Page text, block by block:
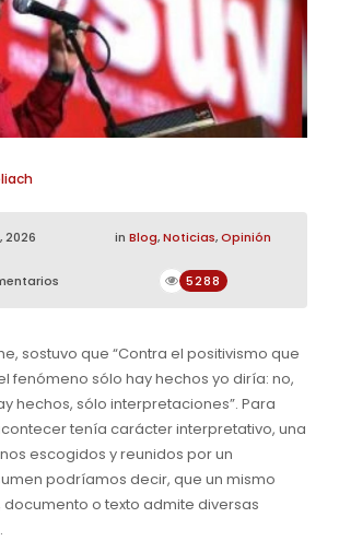
2026 in Blog,Noticias,Opinión
5288
sostuvo que “Contra el positivismo que
fenómeno sólo hay hechos yo diría: no,
hechos, sólo interpretaciones”. Para
tenía carácter interpretativo, una
escogidos y reunidos por un
podríamos decir, que un mismo
documento o texto admite diversas